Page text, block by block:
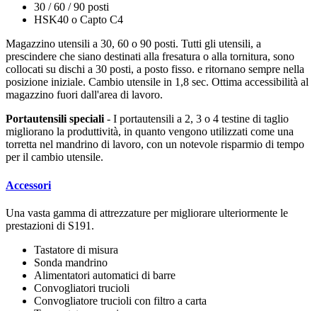
30 / 60 / 90 posti
HSK40 o Capto C4
Magazzino utensili a 30, 60 o 90 posti. Tutti gli utensili, a
prescindere che siano destinati alla fresatura o alla tornitura, sono
collocati su dischi a 30 posti, a posto fisso. e ritornano sempre nella
posizione iniziale. Cambio utensile in 1,8 sec. Ottima accessibilità al
magazzino fuori dall'area di lavoro.
Portautensili speciali - I portautensili a 2, 3 o 4 testine di taglio
migliorano la produttività, in quanto vengono utilizzati come una
torretta nel mandrino di lavoro, con un notevole risparmio di tempo
per il cambio utensile.
Accessori
Una vasta gamma di attrezzature per migliorare ulteriormente le
prestazioni di S191.
Tastatore di misura
Sonda mandrino
Alimentatori automatici di barre
Convogliatori trucioli
Convogliatore trucioli con filtro a carta